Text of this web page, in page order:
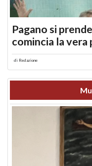
Pagano si
comincia la vera
di Redazione